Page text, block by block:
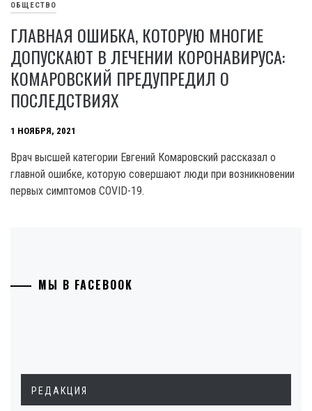
ОБЩЕСТВО
ГЛАВНАЯ ОШИБКА, КОТОРУЮ МНОГИЕ
ДОПУСКАЮТ В ЛЕЧЕНИИ КОРОНАВИРУСА:
КОМАРОВСКИЙ ПРЕДУПРЕДИЛ О
ПОСЛЕДСТВИЯХ
1 НОЯБРЯ, 2021
Врач высшей категории Евгений Комаровский рассказал о
главной ошибке, которую совершают люди при возникновении
первых симптомов COVID-19.
МЫ В FACEBOOK
РЕДАКЦИЯ